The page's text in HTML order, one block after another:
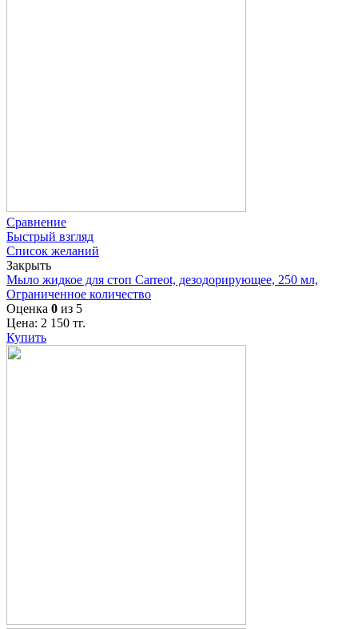
Сравнение
Быстрый взгляд
Список желаний
Закрыть
Мыло жидкое для стоп Carreot, дезодорирующее, 250 мл,
Ограниченное количество
Оценка 0 из 5
Цена: 2 150 тг.
Купить